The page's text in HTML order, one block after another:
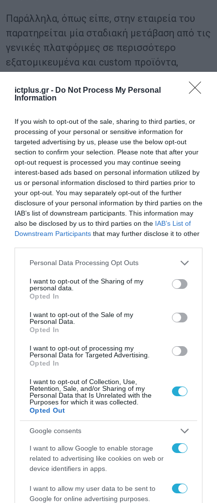
ictplus.gr - Do Not Process My Personal
Information
If you wish to opt-out of the sale, sharing to third parties, or
processing of your personal or sensitive information for
targeted advertising by us, please use the below opt-out
section to confirm your selection. Please note that after your
opt-out request is processed you may continue seeing
interest-based ads based on personal information utilized by
us or personal information disclosed to third parties prior to
your opt-out. You may separately opt-out of the further
disclosure of your personal information by third parties on the
IAB’s list of downstream participants. This information may
also be disclosed by us to third parties on the IAB’s List of
Downstream Participants that may further disclose it to other
Please note that this website/app uses one or more Google
not limited to your visit or usage behaviour. You may click to
grant or deny consent to Google and its third-party tags to
use your data for below specified purposes in below Google
consent section.
Personal Data Processing Opt Outs
I want to opt-out of the Sharing of my
personal data.
Opted In
I want to opt-out of the Sale of my
Personal Data.
Opted In
I want to opt-out of processing my
Personal Data for Targeted Advertising.
Opted In
I want to opt-out of Collection, Use,
Retention, Sale, and/or Sharing of my
Personal Data that Is Unrelated with the
Purposes for which it was collected.
Opted Out
Google consents
I want to allow Google to enable storage
related to advertising like cookies on web or
device identifiers in apps.
I want to allow my user data to be sent to
Google for online advertising purposes.
Παράλληλα, όπως είπε, στην εταιρεία του
παρατηρείται μία σταδιακή μετάβαση από τις
γενικές πλατφόρμες σε περισσότερο
εξατομικευμένα και custom προϊόντα,
επιχείρησης και πελάτη.
καινοτομίας είναι θετική, καθώς
καταγράφεται ως μία από τις κορυφαίες
χώρες της Ανατολικής Ευρώπης σε αριθμό
startups που αξιοποιούν τεχνολογίες
τεχνητής νοημοσύνης», εξήγησε.
Όπως τόνισε, ο πειραματισμός με τα
διαθέσιμα εργαλεία τεχνητής νοημοσύνης
επιχειρήσεις, με σαφή use cases και σωστή
ενσωμάτωση της τεχνολογίας στις
καθημερινές λειτουργίες των οργανισμών,
ώστε να προκύπτουν ουσιαστικά
αποτελέσματα.
«Το συνολικό όφελος από τη χρήση της
τεχνητής νοημοσύνης είναι πολλαπλάσιο
του κόστους εφαρμογής της», κατέληξε.
Το Regional Growth Conference
πραγματοποιήθηκε από τις 19 έως τις 21
Μαΐου στο Συνεδριακό και Πολιτιστικό
Κέντρο του Πανεπιστημίου Πατρών, και
ως ένας σημαντικός θεσμός διαλόγου και